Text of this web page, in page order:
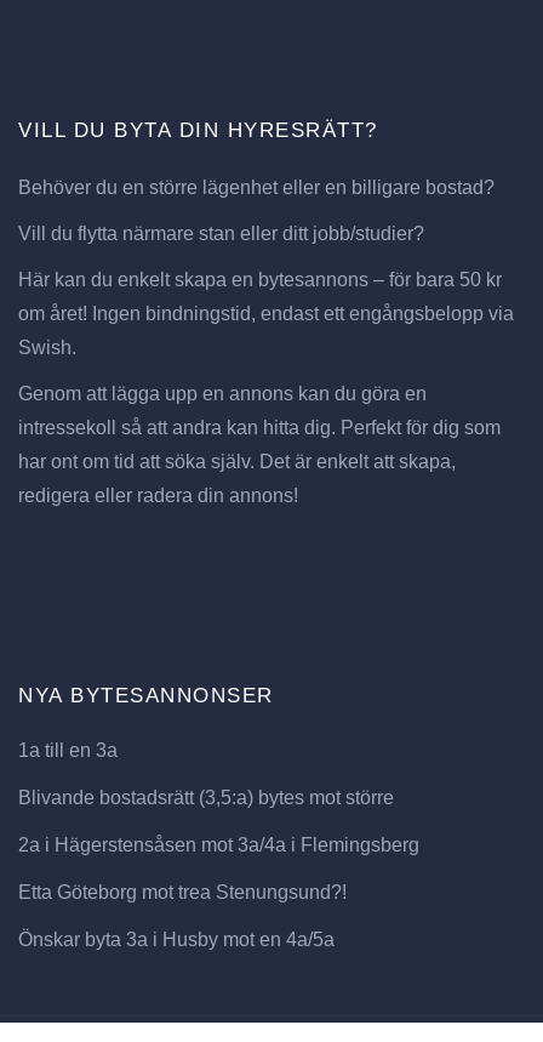
VILL DU BYTA DIN HYRESRÄTT?
Behöver du en större lägenhet eller en billigare bostad?
Vill du flytta närmare stan eller ditt jobb/studier?
Här kan du enkelt skapa en bytesannons – för bara 50 kr
om året! Ingen bindningstid, endast ett engångsbelopp via
Swish.
Genom att lägga upp en annons kan du göra en
intressekoll så att andra kan hitta dig. Perfekt för dig som
har ont om tid att söka själv. Det är enkelt att skapa,
redigera eller radera din annons!
NYA BYTESANNONSER
1a till en 3a
Blivande bostadsrätt (3,5:a) bytes mot större
2a i Hägerstensåsen mot 3a/4a i Flemingsberg
Etta Göteborg mot trea Stenungsund?!
Önskar byta 3a i Husby mot en 4a/5a